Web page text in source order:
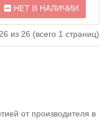
НЕТ В НАЛИЧИИ
из 26 (всего 1 страниц)
от производителя в